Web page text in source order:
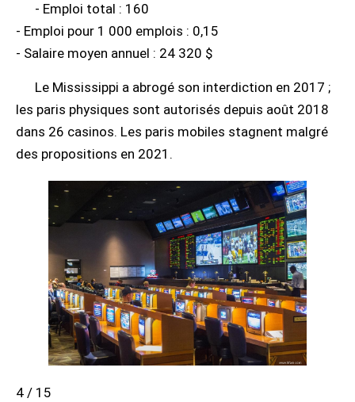
- Emploi total : 160
- Emploi pour 1 000 emplois : 0,15
- Salaire moyen annuel : 24 320 $
Le Mississippi a abrogé son interdiction en 2017 ;
les paris physiques sont autorisés depuis août 2018
dans 26 casinos. Les paris mobiles stagnent malgré
des propositions en 2021.
4 / 15